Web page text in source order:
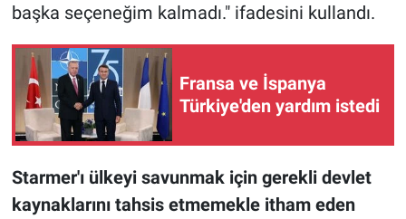
başka seçeneğim kalmadı." ifadesini kullandı.
Fransa ve İspanya
Türkiye'den yardım istedi
Starmer'ı ülkeyi savunmak için gerekli devlet
kaynaklarını tahsis etmemekle itham eden